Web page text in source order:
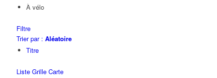
À vélo
Filtre
Trier par : Aléatoire
Titre
Liste Grille Carte